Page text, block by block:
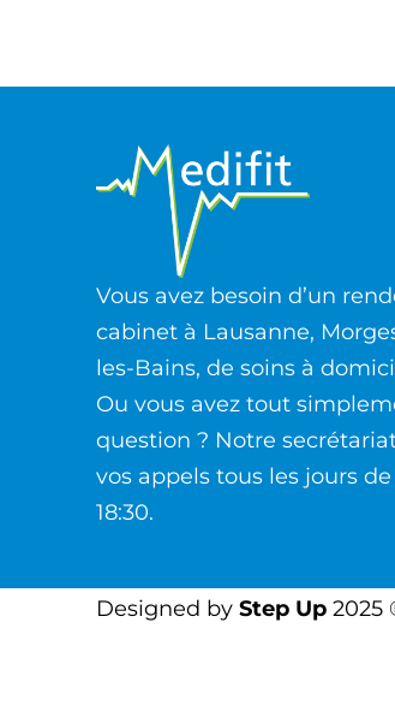
Vous avez besoin d’un
cabinet à Lausanne,
les-Bains, de soins à
Ou vous avez tout
question ? Notre
vos appels tous les jours de
18:30.
Designed by Step Up 2025